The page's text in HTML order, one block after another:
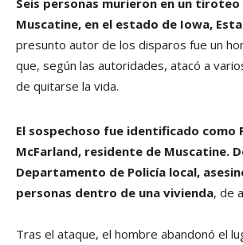
Muscatine, en el estado de Iowa,
presunto autor de los disparos fue un
que, según las autoridades, atacó a
de quitarse la vida.
El sospechoso fue identificado como
McFarland, residente de Muscatine.
Departamento de Policía local,
personas dentro de una vivienda, de
Tras el ataque, el hombre abandonó el